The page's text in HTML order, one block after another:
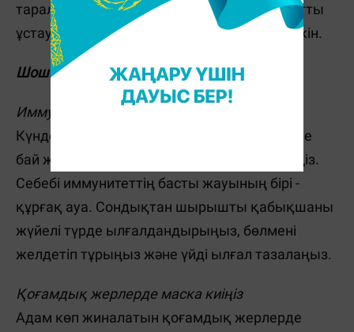
таралады. Сондай-ақ оны вирус қонған затты
ұстау арқылы да жұқтырып алуыңыз мүмкін.
Шошқа тұмауының қалай алдын аламыз?
Иммунитетті қатайтыңыз
Күнде таза ауада серуендеңіз, С дәруменіне
бай жемістер мен көкөністерді көбірек жеңіз.
Себебі иммунитеттің басты жауының бірі -
құрғақ ауа. Сондықтан шырышты қабықшаны
жүйелі түрде ылғалдандырыңыз, бөлмені
желдетіп тұрыңыз және үйді ылғал тазалаңыз.
Қоғамдық жерлерде маска киіңіз
Адам көп жиналатын қоғамдық жерлерде